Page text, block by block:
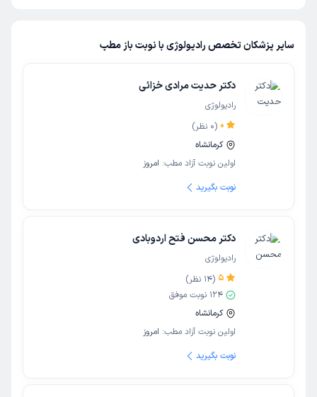
سایر پزشکان تخصص رادیولوژی با نوبت باز مطب
دکتر حدیت مرادی خزائی
رادیولوژی
0
(
0 نظر)
کرمانشاه
اولین نوبت آزاد مطب: امروز
نوبت بگیرید
دکتر محسن فتح اردوبادی
رادیولوژی
5
(
14 نظر)
124 نوبت موفق
کرمانشاه
اولین نوبت آزاد مطب: امروز
نوبت بگیرید